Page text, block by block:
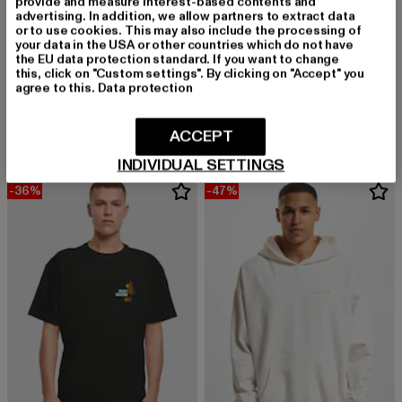
JUST RHYSE
Greenhouse
Derzeitiger Preis: 27,99 EURAktionspreis: 49,99 EUR
JUST RHYSE
36,99 EUR
Derzeitiger Preis: 36,99 EUR
-36% -47%
advertising. In addition, we allow partners to extract data
or to use cookies. This may also include the processing of
your data in the USA or other countries which do not have
the EU data protection standard. If you want to change
this, click on "Custom settings". By clicking on "Accept" you
agree to this. Data protection
INDIVIDUAL SETTINGS
ACCEPT